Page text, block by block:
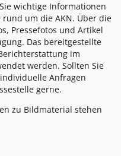
wichtige Informationen
um die AKN. Über die
Pressefotos und Artikel
Das bereitgestellte
im
werden. Sollten Sie
Anfragen
gerne.
zu Bildmaterial stehen